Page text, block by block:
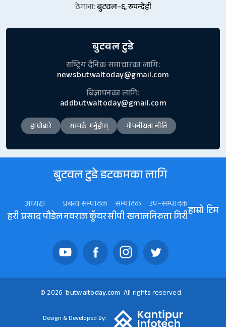
ठेगाना:बुटवल–६, रुपन्देही
बुटवल टुडे
राष्ट्रिय दैनिक समाचारका लागि:
newsbutwaltoday@gmail.com
बिज्ञापनका लागि:
addbutwaltoday@gmail.com
हाम्रोबारे सम्पर्क गर्नुहोस् गोपनीयता नीति
बुटवल टुडे डटकमका लागि
अध्यक्ष
हरी प्रसाद पौडेल
प्रबन्ध सम्पादक
नवराज कॅुवर
सम्पादक
सीपी खनाल
उप–सम्पादक
निरुता गिरीहाम्रो टिम
© 2026 butwaltoday.com All rights reserved.
Design & Developed By: